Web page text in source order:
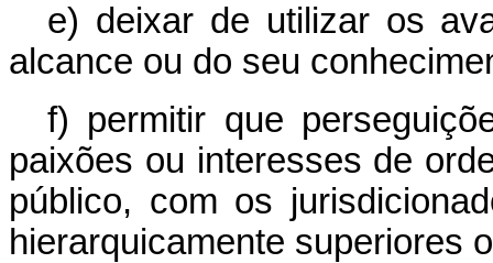
e) deixar de utilizar os
alcance ou do seu
f) permitir que
paixões ou interesses de
público, com os
hierarquicamente superiores